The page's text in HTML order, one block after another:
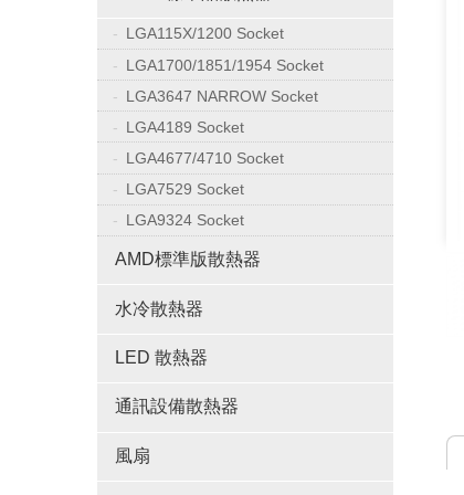
LGA115X/1200 Socket
LGA1700/1851/1954 Socket
LGA3647 NARROW Socket
LGA4189 Socket
LGA4677/4710 Socket
LGA7529 Socket
LGA9324 Socket
AMD標準版散熱器
水冷散熱器
LED 散熱器
通訊設備散熱器
風扇